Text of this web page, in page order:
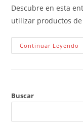
Descubre en esta
utilizar productos
Continuar Leyendo
Buscar